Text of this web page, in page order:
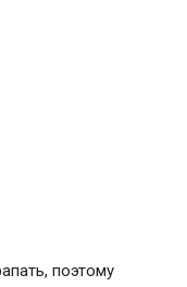
поэтому